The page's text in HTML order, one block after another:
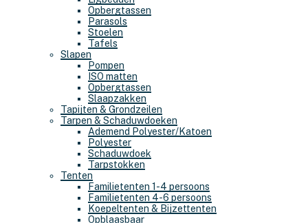
Opbergtassen
Parasols
Stoelen
Tafels
Slapen
Pompen
ISO matten
Opbergtassen
Slaapzakken
Tapijten & Grondzeilen
Tarpen & Schaduwdoeken
Ademend Polyester/Katoen
Polyester
Schaduwdoek
Tarpstokken
Tenten
Familietenten 1-4 persoons
Familietenten 4-6 persoons
Koepeltenten & Bijzettenten
Opblaasbaar